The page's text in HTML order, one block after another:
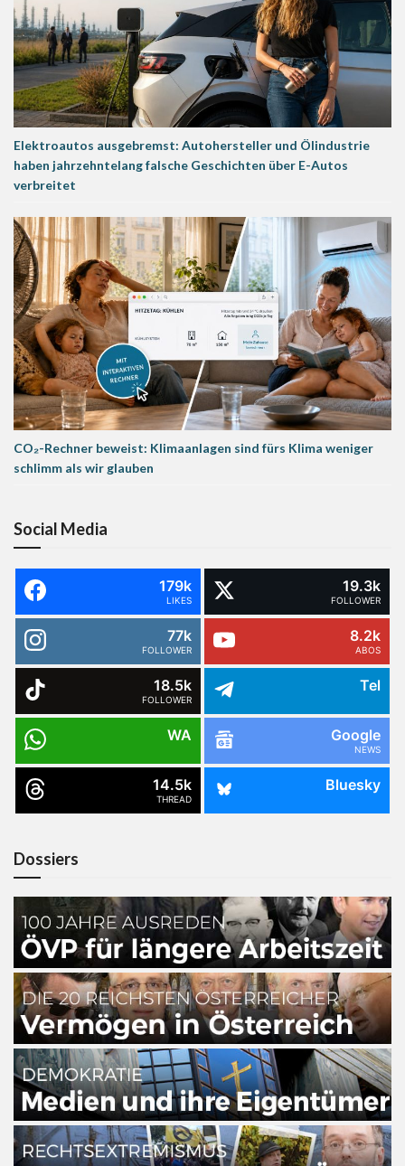
Elektroautos ausgebremst: Autohersteller und Ölindustrie
haben jahrzehntelang falsche Geschichten über E-Autos
verbreitet
CO₂-Rechner beweist: Klimaanlagen sind fürs Klima weniger
schlimm als wir glauben
Social Media
179k
LIKES
19.3k
FOLLOWER
77k
FOLLOWER
8.2k
ABOS
18.5k
FOLLOWER
Tel
WA Google
NEWS
14.5k
THREAD
Bluesky
Dossiers